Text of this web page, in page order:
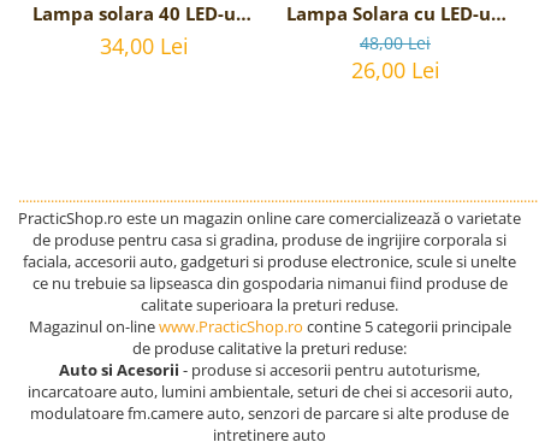
Lampa solara 40 LED-uri,
senzor miscare, 3 moduri
de functionare, lumina
34,00 Lei
Lampa Solara cu LED-uri
si senzor de miscare
48,00 Lei
26,00 Lei
PracticShop.ro este un magazin online care comercializează o varietate
de produse pentru casa si gradina, produse de ingrijire corporala si
faciala, accesorii auto, gadgeturi si produse electronice, scule si unelte
ce nu trebuie sa lipseasca din gospodaria nimanui fiind produse de
calitate superioara la preturi reduse.
Magazinul on-linewww.PracticShop.ro contine 5 categorii principale
de produse calitative la preturi reduse:
Auto si Acesorii - produse si accesorii pentru autoturisme,
incarcatoare auto, lumini ambientale, seturi de chei si accesorii auto,
modulatoare fm.camere auto, senzori de parcare si alte produse de
intretinere auto